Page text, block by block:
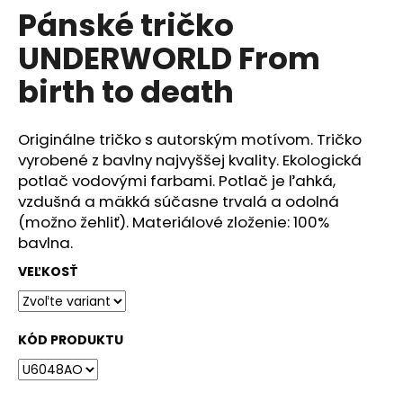
produktu
je
0,0
z
5
hviezdičiek.
Pánské tričko
UNDERWORLD From
birth to death
Originálne tričko s autorským motívom. Tričko
vyrobené z bavlny najvyššej kvality. Ekologická
potlač vodovými farbami. Potlač je ľahká,
vzdušná a mäkká súčasne trvalá a odolná
(možno žehliť). Materiálové zloženie: 100%
bavlna.
VEĽKOSŤ
KÓD PRODUKTU
a
m
e
TRIČKO
UNDERWORLD
FOREST
€29